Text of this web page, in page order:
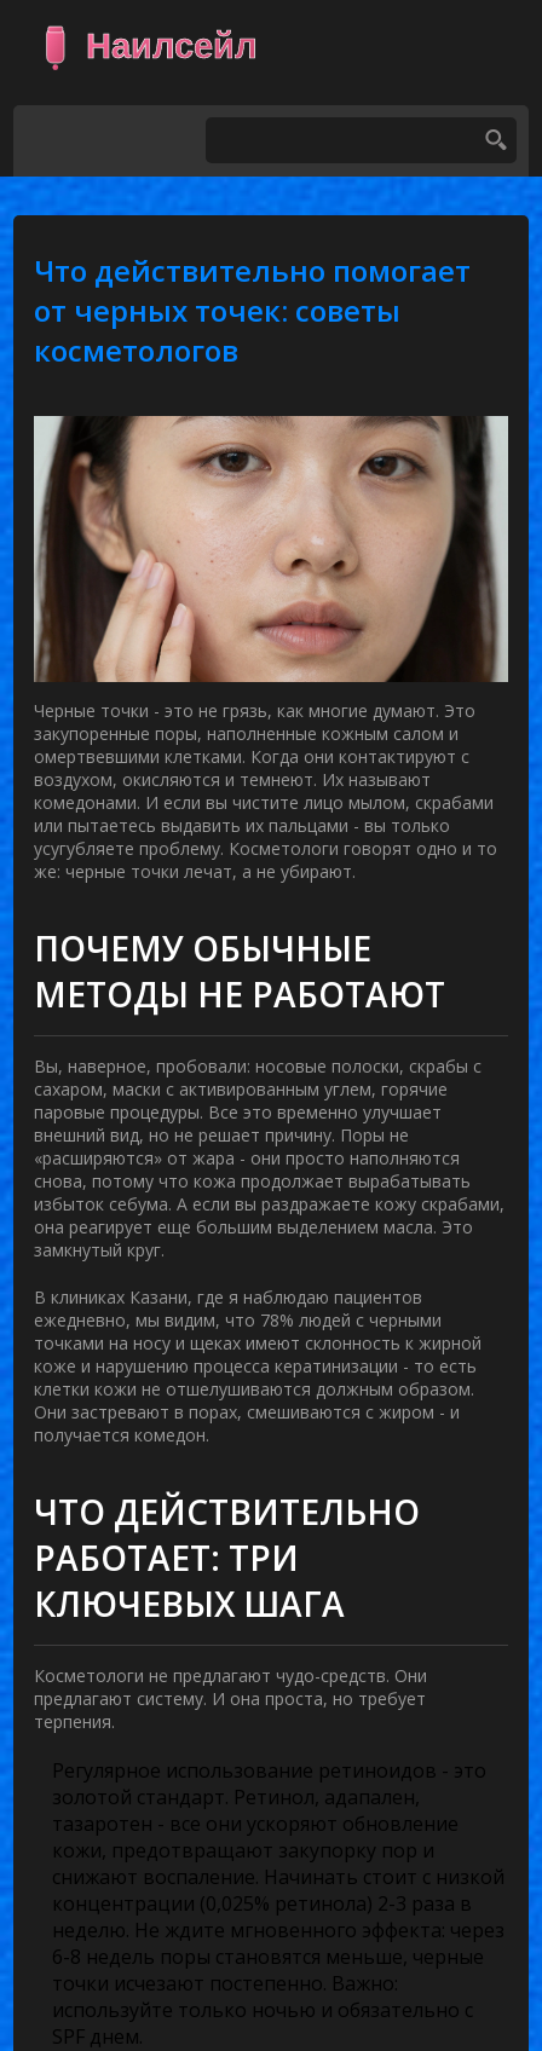
Что действительно помогает
от черных точек: советы
косметологов
Черные точки - это не грязь, как многие думают. Это
закупоренные поры, наполненные кожным салом и
омертвевшими клетками. Когда они контактируют с
воздухом, окисляются и темнеют. Их называют
комедонами. И если вы чистите лицо мылом, скрабами
или пытаетесь выдавить их пальцами - вы только
усугубляете проблему. Косметологи говорят одно и то
же: черные точки лечат, а не убирают.
ПОЧЕМУ ОБЫЧНЫЕ
МЕТОДЫ НЕ РАБОТАЮТ
Вы, наверное, пробовали: носовые полоски, скрабы с
сахаром, маски с активированным углем, горячие
паровые процедуры. Все это временно улучшает
внешний вид, но не решает причину. Поры не
«расширяются» от жара - они просто наполняются
снова, потому что кожа продолжает вырабатывать
избыток себума. А если вы раздражаете кожу скрабами,
она реагирует еще большим выделением масла. Это
замкнутый круг.
В клиниках Казани, где я наблюдаю пациентов
ежедневно, мы видим, что 78% людей с черными
точками на носу и щеках имеют склонность к жирной
коже и нарушению процесса кератинизации - то есть
клетки кожи не отшелушиваются должным образом.
Они застревают в порах, смешиваются с жиром - и
получается комедон.
ЧТО ДЕЙСТВИТЕЛЬНО
РАБОТАЕТ: ТРИ
КЛЮЧЕВЫХ ШАГА
Косметологи не предлагают чудо-средств. Они
предлагают систему. И она проста, но требует
терпения.
Регулярное использование ретиноидов - это
золотой стандарт. Ретинол, адапален,
тазаротен - все они ускоряют обновление
кожи, предотвращают закупорку пор и
снижают воспаление. Начинать стоит с низкой
концентрации (0,025% ретинола) 2-3 раза в
неделю. Не ждите мгновенного эффекта: через
6-8 недель поры становятся меньше, черные
точки исчезают постепенно. Важно:
используйте только ночью и обязательно с
SPF днем.